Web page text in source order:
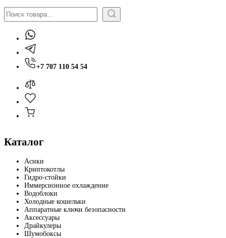
Поиск
+7 707 110 54 54
Каталог
Асики
Криптокотлы
Гидро-стойки
Иммерсионное охлаждение
Водоблоки
Холодные кошельки
Аппаратные ключи безопасности
Аксессуары
Драйкулеры
Шумобоксы